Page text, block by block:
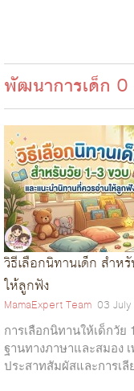
พัฒนาการเด็ก
วิธีเลือกนิทานเด็ก สำห
ให้ลูกฟัง
MamaExpert Team 03
การเลือกนิทานให้เด็กวัย
ฐานทางภาษาและสมอง
ประสาทสัมผัสและการ